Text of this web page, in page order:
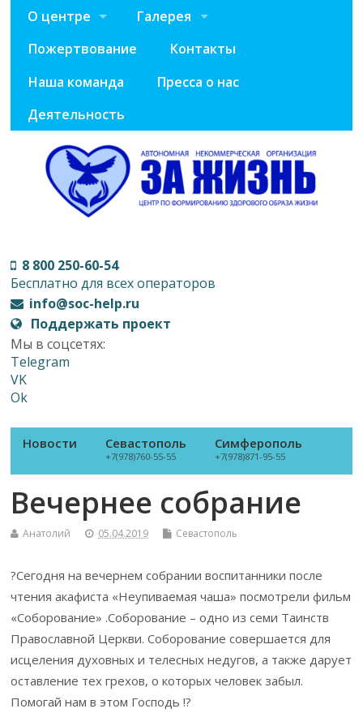
О центре
Галерея
Пожертвование
Контакты
Наша команда
Пресса о нас
Деятельность
8 800 250-60-54
Бесплатно для всех операторов
info@soc-help.ru
Поддержать проект
Мы в соцсетях:
Telegram
VK
Ok
Новости Севастополь
+7(978)760-55-55
Симферополь
+7(978)871-95-55
Вечернее собрание
Анатолий 05.04.2019 Севастополь
?Сегодня на вечернем собрании воспитанники после
чтения акафиста «Неупиваемая чаша» посмотрели фильм
«Соборование» .Соборование – одно из семи Таинств
Православной Церкви. Соборование совершается для
исцеления духовных и телесных недугов, а также дарует
оставление тех грехов, о которых человек забыл.
Помогай нам в этом Господь !?